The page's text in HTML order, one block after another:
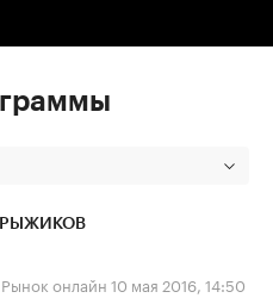
онлайн10 мая 2016, 14:50